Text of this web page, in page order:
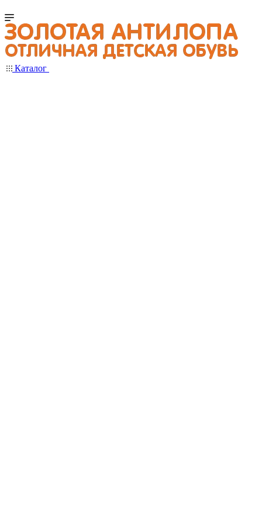
Каталог